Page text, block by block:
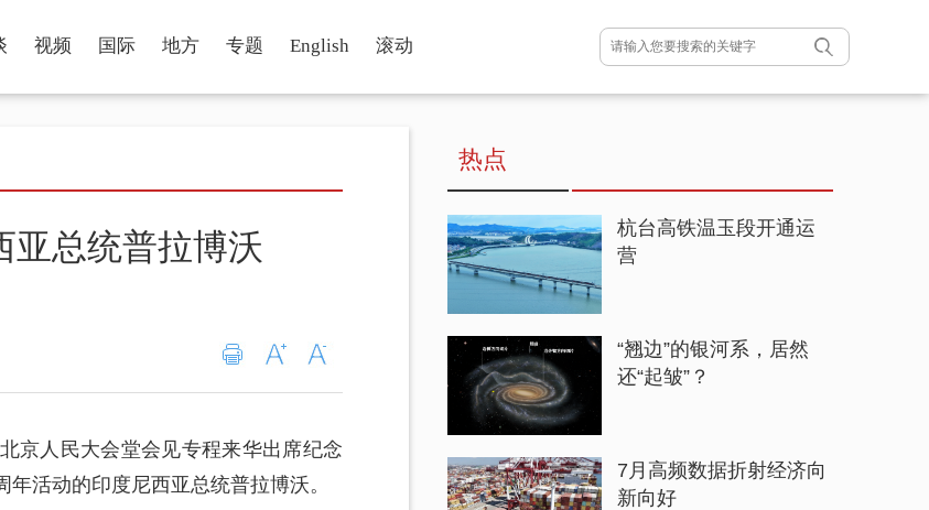
视频 国际 地方 专题 English 滚动
亚总统普拉博沃
京人民大会堂会见专程来华出席纪念
活动的印度尼西亚总统普拉博沃。
热点
杭台高铁温玉段开通运
营
“翘边”的银河系，居然
还“起皱”？
7月高频数据折射经济向
新向好